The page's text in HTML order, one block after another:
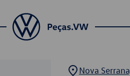
Nova Serrana